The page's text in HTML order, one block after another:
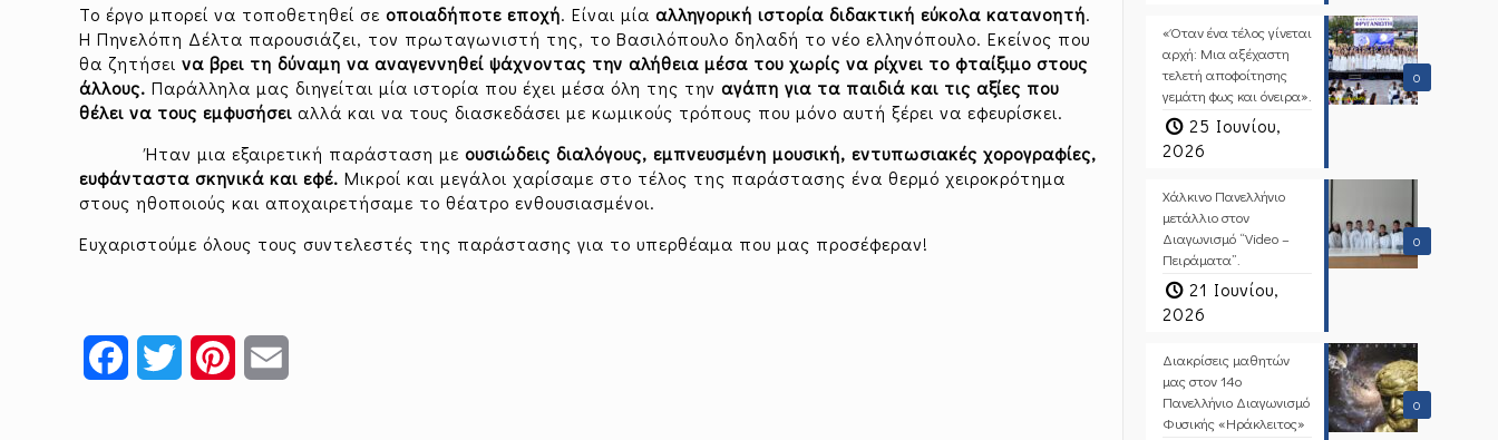
Το έργο μπορεί να τοποθετηθεί σεοποιαδήποτε εποχή. Είναι μίααλληγορική ιστορία διδακτική εύκολα κατανοητή.
Η Πηνελόπη Δέλτα παρουσιάζει, τον πρωταγωνιστή της, το Βασιλόπουλο δηλαδή το νέο ελληνόπουλο. Εκείνος που
θα ζητήσεινα βρει τη δύναμη να αναγεννηθεί ψάχνοντας την αλήθεια μέσα του χωρίς να ρίχνει το φταίξιμο στους
άλλους.Παράλληλα μας διηγείται μία ιστορία που έχει μέσα όλη της τηναγάπη για τα παιδιά και τις αξίες που
θέλει να τους εμφυσήσειαλλά και να τους διασκεδάσει με κωμικούς τρόπους που μόνο αυτή ξέρει να εφευρίσκει.
Ήταν μια εξαιρετική παράσταση μεουσιώδεις διαλόγους, εμπνευσμένη μουσική, εντυπωσιακές χορογραφίες,
ευφάνταστα σκηνικά και εφέ. Μικροί και μεγάλοι χαρίσαμε στο τέλος της παράστασης ένα θερμό χειροκρότημα
στους ηθοποιούς και αποχαιρετήσαμε το θέατρο ενθουσιασμένοι.
Ευχαριστούμε όλους τους συντελεστές της παράστασης για το υπερθέαμα που μας προσέφεραν!
FacebookTwitter Pinterest
0
«Όταν ένα τέλος γίνεται
αρχή: Μια αξέχαστη
τελετή αποφοίτησης
γεμάτη φως και όνειρα».
25 Ιουνίου,
2026
0
Χάλκινο Πανελλήνιο
μετάλλιο στον
Διαγωνισμό “Video –
Πειράματα”.
21 Ιουνίου,
2026
0
Διακρίσεις μαθητών
μας στον 14ο
Πανελλήνιο Διαγωνισμό
Φυσικής «Ηράκλειτος»